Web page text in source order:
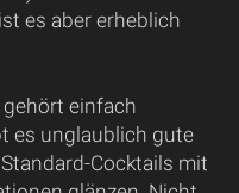
es aber erheblich
gehört einfach
es unglaublich gute
Cocktails mit